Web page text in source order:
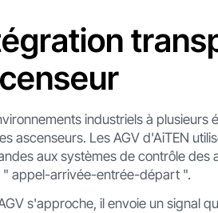
industriels à
ascenseurs. Les AGV d'AiTEN
aux systèmes de contrôle
" appel-arrivée-entrée-départ ".
s'approche, il envoie un signal